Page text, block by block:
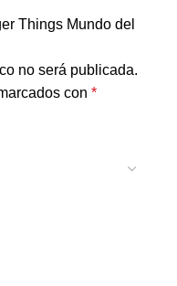
Things Mundo del
no será publicada.
con *